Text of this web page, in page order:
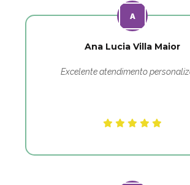
Ana Lucia Villa Maior
Excelente atendimento